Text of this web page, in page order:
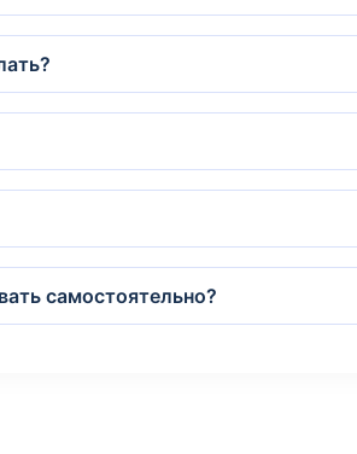
самостоятельно?